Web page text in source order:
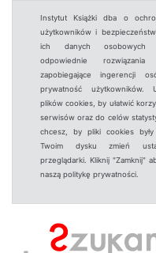
Instytut Książki dba o
użytkowników i
ich danych osobowych
odpowiednie rozwiązania
zapobiegające ingerencji
prywatność użytkowników.
plików cookies, by ułatwić
serwisów oraz do celów
chcesz, by pliki cookies
Twoim dysku zmień
przeglądarki. Kliknij "Zamknij"
naszą politykę prywatności.